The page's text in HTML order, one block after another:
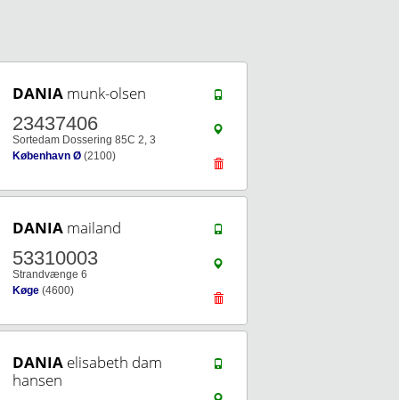
DANIA munk-olsen
23437406
Sortedam Dossering 85C 2, 3
København Ø (2100)
DANIA mailand
53310003
Strandvænge 6
Køge (4600)
DANIA elisabeth dam
hansen